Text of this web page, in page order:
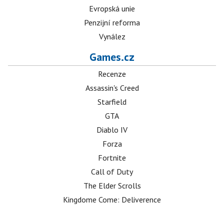
Evropská unie
Penzijní reforma
Vynález
Games.cz
Recenze
Assassin's Creed
Starfield
GTA
Diablo IV
Forza
Fortnite
Call of Duty
The Elder Scrolls
Kingdome Come: Deliverence